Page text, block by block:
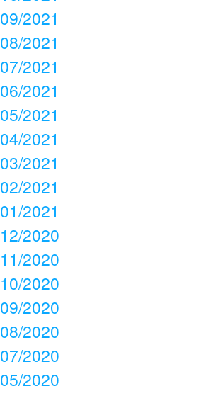
09/2021
08/2021
07/2021
06/2021
05/2021
04/2021
03/2021
02/2021
01/2021
12/2020
11/2020
10/2020
09/2020
08/2020
07/2020
05/2020